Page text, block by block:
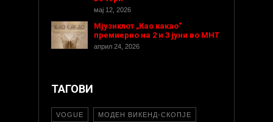
мај 12, 2026
Мјузиклот „Као какао“
премиерно на 2 и 3 јуни во МНТ
април 24, 2026
ТАГОВИ
VOGUE МОДЕН ВИКЕНД-СКОПЈЕ